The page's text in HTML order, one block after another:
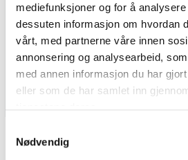
mediefunksjoner og for å
dessuten informasjon om hvordan
vårt, med partnerne våre innen
annonsering og analysearbeid,
med annen informasjon du har
eller som de har samlet inn
Nødvendig
Life
Supernature MCT-olje
500ml - 25% på hele
serien
Nå: 247 kr Før: 329 kr
-
fra